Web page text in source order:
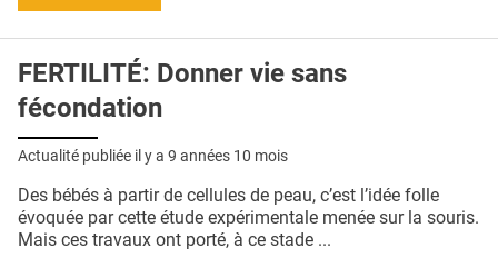
FERTILITÉ: Donner vie sans
fécondation
Actualité publiée il y a 9 années 10 mois
Des bébés à partir de cellules de peau, c’est l’idée folle
évoquée par cette étude expérimentale menée sur la souris.
Mais ces travaux ont porté, à ce stade ...